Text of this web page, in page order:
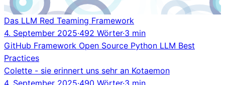
Das LLM Red Teaming Framework
4. September 2025·492 Wörter·3 min
GitHub Framework Open Source Python LLM Best
Practices
Colette - sie erinnert uns sehr an Kotaemon
4. September 2025·490 Wörter·3 min